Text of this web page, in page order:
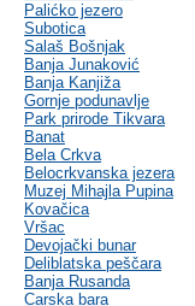
Palićko jezero
Subotica
Salaš Bošnjak
Banja Junaković
Banja Kanjiža
Gornje podunavlje
Park prirode Tikvara
Banat
Bela Crkva
Belocrkvanska jezera
Muzej Mihajla Pupina
Kovačica
Vršac
Devojački bunar
Deliblatska peščara
Banja Rusanda
Carska bara